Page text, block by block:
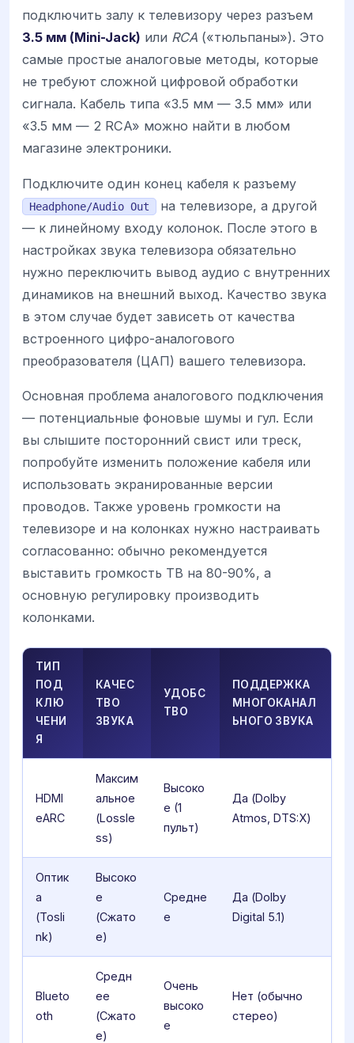
подключить залу к телевизору через разъем
3.5 мм (Mini-Jack) или RCA («тюльпаны»). Это
самые простые аналоговые методы, которые
не требуют сложной цифровой обработки
сигнала. Кабель типа «3.5 мм — 3.5 мм» или
«3.5 мм — 2 RCA» можно найти в любом
магазине электроники.
Подключите один конец кабеля к разъему
Headphone/Audio Out
на телевизоре, а другой
— к линейному входу колонок. После этого в
настройках звука телевизора обязательно
нужно переключить вывод аудио с внутренних
динамиков на внешний выход. Качество звука
в этом случае будет зависеть от качества
встроенного цифро-аналогового
преобразователя (ЦАП) вашего телевизора.
Основная проблема аналогового подключения
— потенциальные фоновые шумы и гул. Если
вы слышите посторонний свист или треск,
попробуйте изменить положение кабеля или
использовать экранированные версии
проводов. Также уровень громкости на
телевизоре и на колонках нужно настраивать
согласованно: обычно рекомендуется
выставить громкость ТВ на 80-90%, а
основную регулировку производить
колонками.
ТИП
ПОД
КЛЮ
ЧЕНИ
Я
КАЧЕС
ТВО
ЗВУКА
УДОБС
ТВО
ПОДДЕРЖКА
МНОГОКАНАЛ
ЬНОГО ЗВУКА
HDMI
eARC
Максим
альное
(Lossle
ss)
Высоко
е (1
пульт)
Да (Dolby
Atmos, DTS:X)
Оптик
а
(Tosli
nk)
Высоко
е
(Сжато
е)
Средне
е
Да (Dolby
Digital 5.1)
Blueto
oth
Средн
ее
(Сжато
е)
Очень
высоко
е
Нет (обычно
стерео)